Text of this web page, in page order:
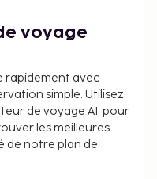
Wi-Fi à Internet
commun et un
touristiques ou
abrite un délicieux
buffet est
10 h 00 moyennant
voyage
rapidement avec
simple. Utilisez
de voyage AI, pour
les meilleures
de notre plan de